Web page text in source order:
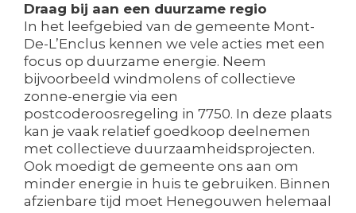
Draag bij aan een duurzame regio
In het leefgebied van de gemeente Mont-
De-L’Enclus kennen we vele acties met een
focus op duurzame energie. Neem
bijvoorbeeld windmolens of collectieve
zonne-energie via een
postcoderoosregeling in 7750. In deze plaats
kan je vaak relatief goedkoop deelnemen
met collectieve duurzaamheidsprojecten.
Ook moedigt de gemeente ons aan om
minder energie in huis te gebruiken. Binnen
afzienbare tijd moet Henegouwen helemaal